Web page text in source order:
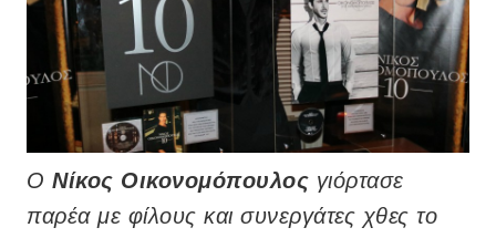
Ο Νίκος Οικονομόπουλος γιόρτασε
παρέα με φίλους και συνεργάτες χθες το